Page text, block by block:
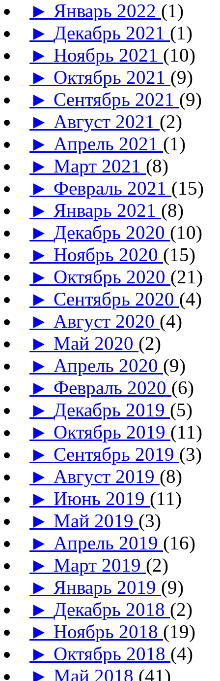
► Январь 2022 (1)
►Декабрь 2021 (1)
► Ноябрь 2021 (10)
► Октябрь 2021 (9)
► Сентябрь 2021 (9)
► Август 2021 (2)
► Апрель 2021 (1)
► Март 2021 (8)
► Февраль 2021 (15)
► Январь 2021 (8)
►Декабрь 2020 (10)
► Ноябрь 2020 (15)
► Октябрь 2020 (21)
► Сентябрь 2020 (4)
► Август 2020 (4)
► Май 2020 (2)
► Апрель 2020 (9)
► Февраль 2020 (6)
►Декабрь 2019 (5)
► Октябрь 2019 (11)
► Сентябрь 2019 (3)
► Август 2019 (8)
► Июнь 2019 (11)
► Май 2019 (3)
► Апрель 2019 (16)
► Март 2019 (2)
► Январь 2019 (9)
►Декабрь 2018 (2)
► Ноябрь 2018 (19)
► Октябрь 2018 (4)
► Май 2018 (41)